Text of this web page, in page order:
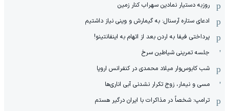
روزبه دستیار نمادین سهراب کنار زمین
ادعای ستاره آرسنال: به گیمارش و وینی نیاز داشتیم
پرداختی فیفا به اردن بعد از اتهام به اینفانتینو!
جلسه تمرینی شیاطین سرخ
شب کابوس‌وار میلاد محمدی در کنفرانس اروپا
مسی و نیمار، زوج تکرار نشدنی آبی اناری‌ها
ترامپ: شخصاً در مذاکرات با ایران درگیر هستم